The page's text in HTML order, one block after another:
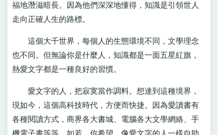
福地潛滋暗長。因為他們深深地懂得，知識是引領世人
走向正確人生的路標。
這個大千世界，每個人的生態環境不同，文學理念
也不同。但無論你是什麼人，知識都是一面五星紅旗，
熱愛文字都是一種良好的習慣。
愛文字的人，把寂寞當作調料。想達到這種境界，
現如今，這個高科技時代，方便而快捷。因為愛讀書有
各種閱讀方式，商界各大書城、電腦各大文學網絡、手